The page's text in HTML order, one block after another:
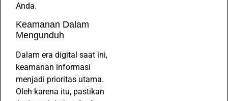
Anda.
Keamanan Dalam
Mengunduh
Dalam era digital saat ini,
keamanan informasi
menjadi prioritas utama.
Oleh karena itu, pastikan